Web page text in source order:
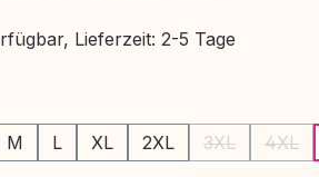
Lieferzeit: 2-5 Tage
ist zurzeit nicht verfügbar.)
M L XL 2XL 3XL
(Diese
4XL